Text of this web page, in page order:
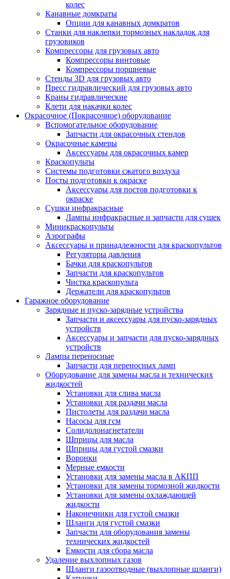
колес
Канавные домкраты
Опции для канавных домкратов
Станки для наклепки тормозных накладок для
грузовиков
Компрессоры для грузовых авто
Компрессоры винтовые
Компрессоры поршневые
Стенды 3D для грузовых авто
Пресс гидравлический для грузовых авто
Краны гидравлические
Клети для накачки колес
Окрасочное (Покрасочное) оборудование
Вспомогательное оборудование
Запчасти для окрасочных стендов
Окрасочные камеры
Аксессуары для окрасочных камер
Краскопульты
Системы подготовки сжатого воздуха
Посты подготовки к окраске
Аксессуары для постов подготовки к
окраске
Сушки инфракрасные
Лампы инфракрасные и запчасти для сушек
Миникраскопульты
Аэрографы
Аксессуары и принадлежности для краскопультов
Регуляторы давления
Бачки для краскопультов
Запчасти для краскопультов
Чистка краскопульта
Держатели для краскопультов
Гаражное оборудование
Зарядные и пуско-зарядные устройства
Запчасти и аксессуары для пуско-зарядных
устройств
Аксессуары и запчасти для пуско-зарядных
устройств
Лампы переносные
Запчасти для переносных ламп
Оборудование для замены масла и технических
жидкостей
Установки для слива масла
Установки для раздачи масла
Пистолеты для раздачи масла
Насосы для гсм
Солидолонагнетатели
Шприцы для масла
Шприцы для густой смазки
Воронки
Мерные емкости
Установки для замены масла в АКПП
Установки для замены тормозной жидкости
Установки для замены охлаждающей
жидкости
Наконечники для густой смазки
Шланги для густой смазки
Запчасти для оборудования замены
технических жидкостей
Емкости для сбора масла
Удаление выхлопных газов
Шланги газоотводные (выхлопные шланги)